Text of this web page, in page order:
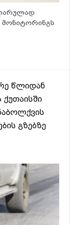
მონიტორინგს
წლიდან
გზებზე